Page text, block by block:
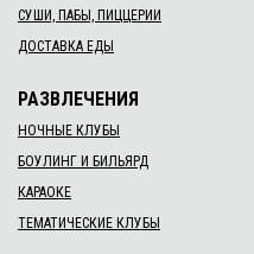
СУШИ, ПАБЫ, ПИЦЦЕРИИ
ДОСТАВКА ЕДЫ
РАЗВЛЕЧЕНИЯ
НОЧНЫЕ КЛУБЫ
БОУЛИНГ И БИЛЬЯРД
КАРАОКЕ
ТЕМАТИЧЕСКИЕ КЛУБЫ